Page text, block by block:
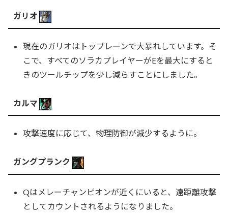
ガリオ
現在のガリオはトップレーンで大暴れしています。そ
こで、すべてのソラカプレイヤーがEを最大にすると
きのツールチップを少し減らすことにしました。
カルマ
攻撃速度に応じて、物理防御が減少するように。
ガングプランク
Qはメレーチャンピオンが近くにいると、遠距離攻撃
としてカウントされるようになりました。